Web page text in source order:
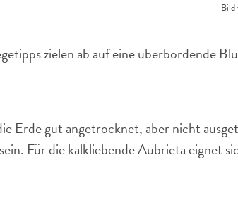
Bild
zielen ab auf eine überbordende
Erde gut angetrocknet, aber nicht
Für die kalkliebende Aubrieta eignet